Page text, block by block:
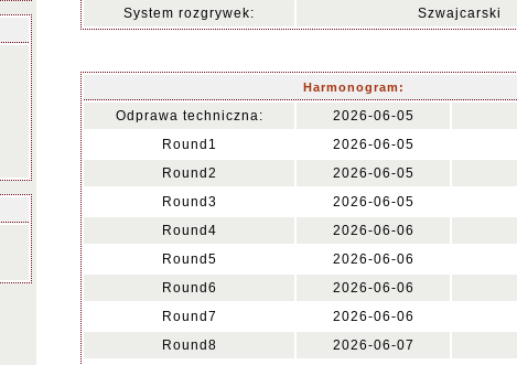
System rozgrywek:
Szwajcarski
Harmonogram:
Odprawa techniczna: 2026-06-05
Round1
2026-06-05
Round2
2026-06-05
Round3
2026-06-05
Round4
2026-06-06
Round5
2026-06-06
Round6
2026-06-06
Round7
2026-06-06
Round8
2026-06-07